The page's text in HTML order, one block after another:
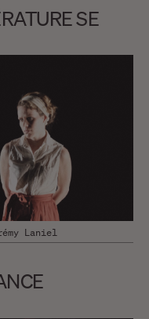
rice queen
servir as
vice
du vice
de la
de
mœurs
et à la
SE
Laniel